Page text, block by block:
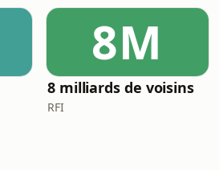
8M
8 milliards de voisins
RFI